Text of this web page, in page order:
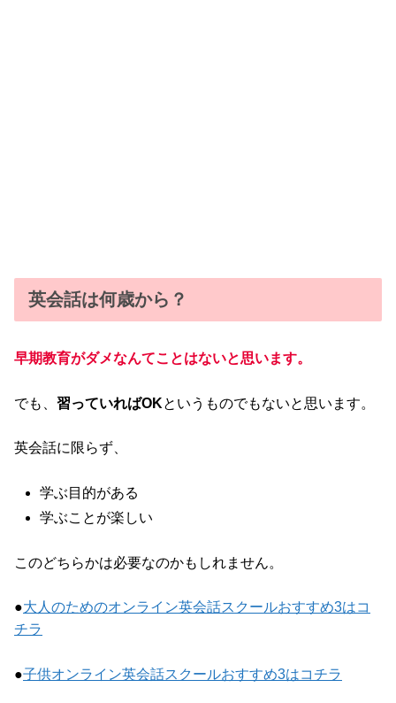
英会話は何歳から？
早期教育がダメなんてことはないと思います。
でも、 習っていればOKというものでもないと思います。
英会話に限らず、
学ぶ目的がある
学ぶことが楽しい
このどちらかは必要なのかもしれません。
●大人のためのオンライン英会話スクールおすすめ3はコ
チラ
●子供オンライン英会話スクールおすすめ3はコチラ